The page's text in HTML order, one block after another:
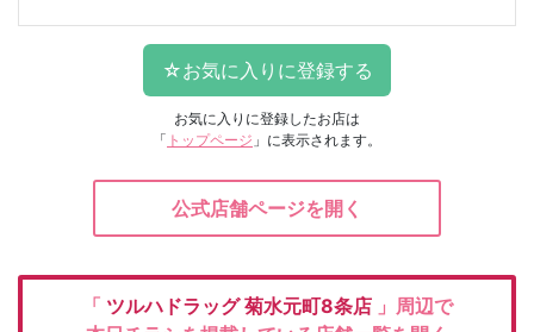
お気に入りに登録したお店は
「 トップページ 」に表示されます。
公式店舗ページを開く
「 ツルハドラッグ菊水元町8条店 」周辺で